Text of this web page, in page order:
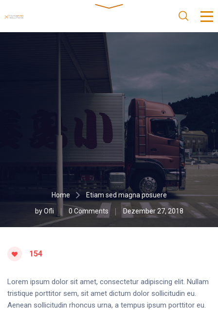
Home Etiam sed magna posuere
byOfli 0 Comments Dezember 27, 2018
154
Lorem ipsum dolor sit amet, consectetur adipiscing elit. Nullam
tristique porttitor sem, sit amet dictum dolor sollicitudin eu.
Aenean sollicitudin rhoncus urna, a tempus ipsum porttitor eu.